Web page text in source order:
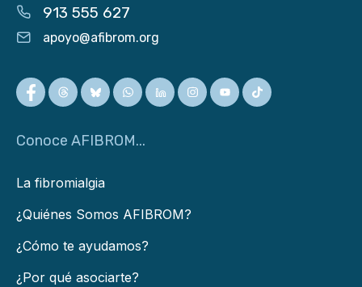
913 555 627
apoyo@afibrom.org
Conoce AFIBROM...
La fibromialgia
¿Quiénes Somos AFIBROM?
¿Cómo te ayudamos?
¿Por qué asociarte?